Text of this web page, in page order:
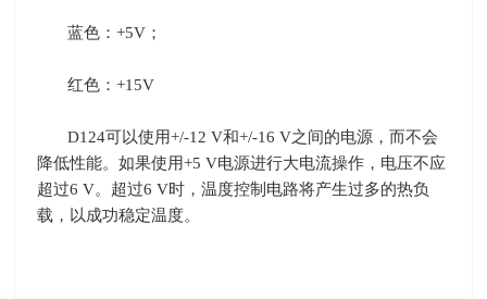
蓝色：+5V ；
红色：+15V
D124可以使用+/-12 V和+/-16 V之间的电源，而不会
降低性能。如果使用+5 V电源进行大电流操作，电压不应
超过6 V。超过6 V时，温度控制电路将产生过多的热负
载，以成功稳定温度。